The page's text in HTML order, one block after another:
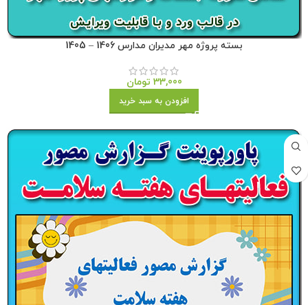
بسته پروژه مهر مدیران مدارس 1406 – 1405
33,000 تومان
افزودن به سبد خرید